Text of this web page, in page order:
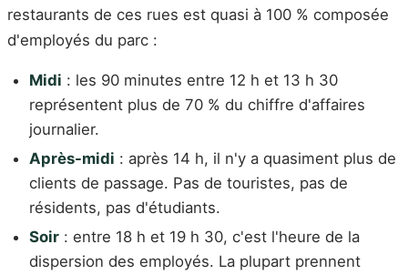
restaurants de ces rues est quasi à 100 % composée
d'employés du parc :
Midi : les 90 minutes entre 12 h et 13 h 30
représentent plus de 70 % du chiffre d'affaires
journalier.
Après-midi : après 14 h, il n'y a quasiment plus de
clients de passage. Pas de touristes, pas de
résidents, pas d'étudiants.
Soir : entre 18 h et 19 h 30, c'est l'heure de la
dispersion des employés. La plupart prennent